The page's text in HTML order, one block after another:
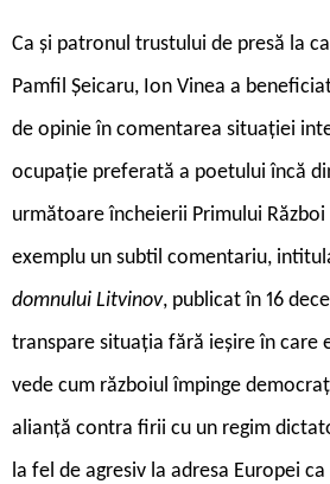
Ca și patronul trustului de presă la
Pamfil Șeicaru, Ion Vinea a
de opinie în comentarea situației
ocupație preferată a poetului încă
următoare încheierii Primului
exemplu un subtil comentariu,
domnului Litvinov, publicat în 16
transpare situația fără ieșire în care
vede cum războiul împinge
alianță contra firii cu un regim
la fel de agresiv la adresa Europei